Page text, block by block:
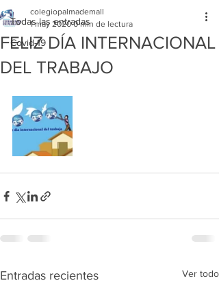
Todas las entradas
Covid-19
FELIZ DÍA INTERNACIONAL
DEL TRABAJO
colegiopalmademall
1 may 2020 0 min de lectura
Entradas recientes Ver todo